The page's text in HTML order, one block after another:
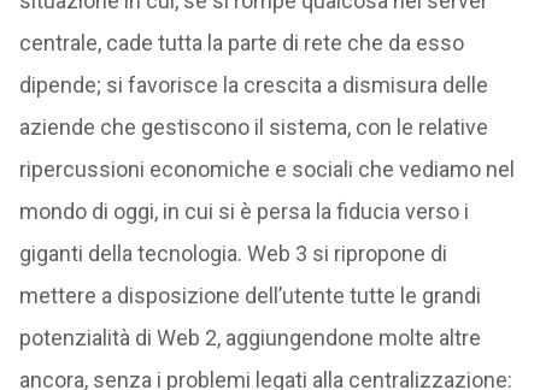
centrale, cade tutta la parte di rete che da esso
dipende; si favorisce la crescita a dismisura delle
aziende che gestiscono il sistema, con le relative
ripercussioni economiche e sociali che vediamo nel
mondo di oggi, in cui si è persa la fiducia verso i
giganti della tecnologia. Web 3 si ripropone di
mettere a disposizione dell’utente tutte le grandi
potenzialità di Web 2, aggiungendone molte altre
ancora, senza i problemi legati alla centralizzazione: